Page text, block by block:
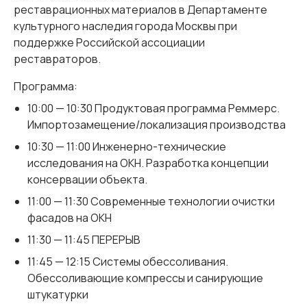
реставрационных материалов в Департаменте
культурного наследия города Москвы при
поддержке Российской ассоциации
реставраторов.
Программа:
10:00 — 10:30 Продуктовая программа Реммерс.
Импортозамещение/локализация производства
10:30 — 11:00 Инженерно-технические
исследования на ОКН. Разработка концепции
консервации объекта.
11:00 — 11:30 Современные технологии очистки
фасадов на ОКН
11:30 — 11:45 ПЕРЕРЫВ
11:45 — 12:15 Системы обессоливания.
Обессоливающие компрессы и санирующие
штукатурки